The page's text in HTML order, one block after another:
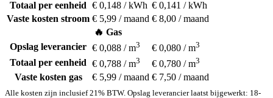
Totaal per eenheid € 0,148 / kWh € 0,141 / kWh
Vaste kosten stroom € 5,99 / maand € 8,00 / maand
🔥 Gas
Opslag leverancier € 0,088 / m3 € 0,080 / m3
Totaal per eenheid € 0,788 / m3 € 0,780 / m3
Vaste kosten gas € 5,99 / maand € 7,50 / maand
Alle kosten zijn inclusief 21% BTW. Opslag leverancier laatst bijgewerkt: 18-